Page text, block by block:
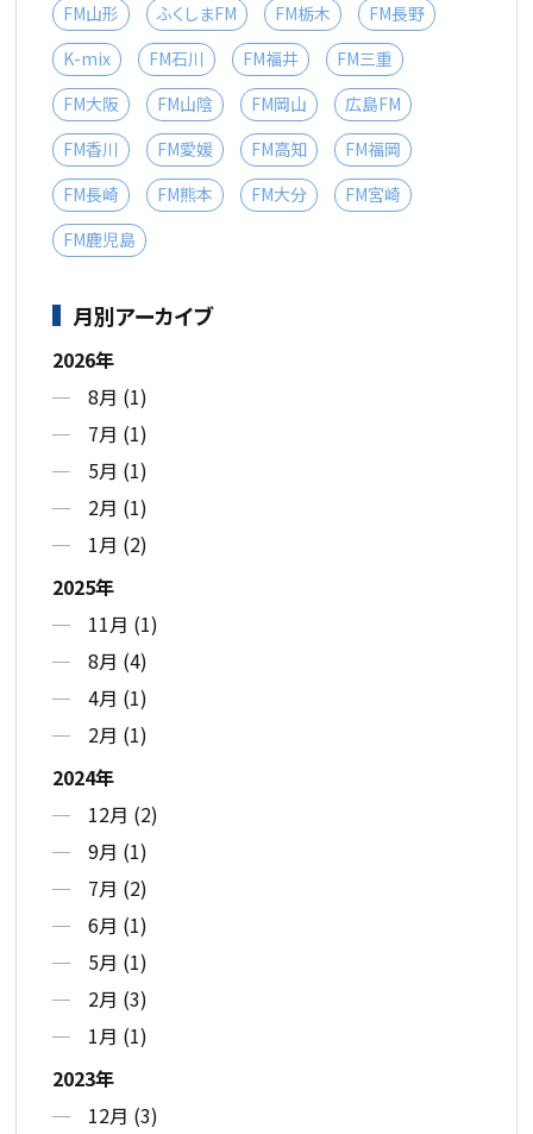
FM山形
ふくしまFM FM栃木
FM長野
K-mix
FM石川 FM福井
FM三重
FM大阪
FM山陰 FM岡山
広島FM
FM香川
FM愛媛 FM高知
FM福岡
FM長崎
FM熊本 FM大分
FM宮崎
FM鹿児島
月別アーカイブ
2026年
8月 (1)
7月 (1)
5月 (1)
2月 (1)
1月 (2)
2025年
11月 (1)
8月 (4)
4月 (1)
2月 (1)
2024年
12月 (2)
9月 (1)
7月 (2)
6月 (1)
5月 (1)
2月 (3)
1月 (1)
2023年
12月 (3)